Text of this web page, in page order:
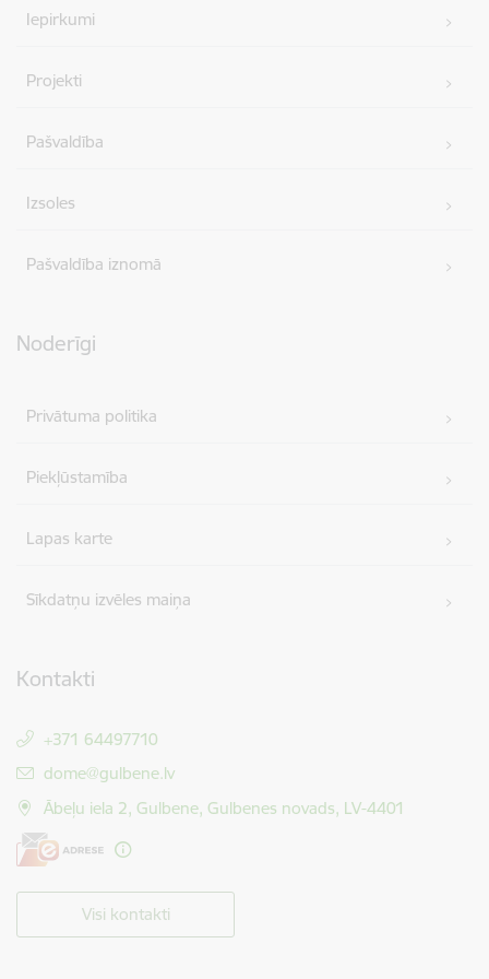
Iepirkumi
Projekti
Pašvaldība
Izsoles
Pašvaldība iznomā
Noderīgi
Privātuma politika
Piekļūstamība
Lapas karte
Sīkdatņu izvēles maiņa
Kontakti
+371 64497710
E-pasts:
dome@gulbene.lv
Ābeļu iela 2, Gulbene, Gulbenes novads, LV-4401
Visi kontakti